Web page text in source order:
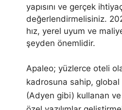
yapısını ve gerçek
değerlendirmelisiniz.
hız, yerel uyum ve
şeyden önemlidir.
Apaleo; yüzlerce oteli
kadrosuna sahip,
(Adyen gibi) kullanan